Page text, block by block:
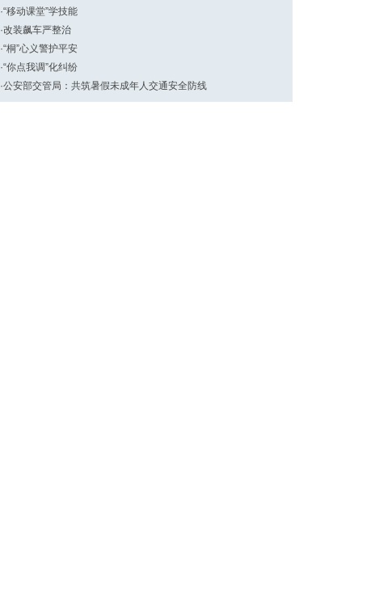
·“移动课堂”学技能
·改装飙车严整治
·“桐”心义警护平安
·“你点我调”化纠纷
·公安部交管局：共筑暑假未成年人交通安全防线